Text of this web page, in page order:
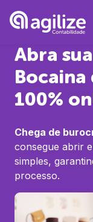
Abra
Bocaina
100%
Chega de
consegue abrir
simples,
processo.